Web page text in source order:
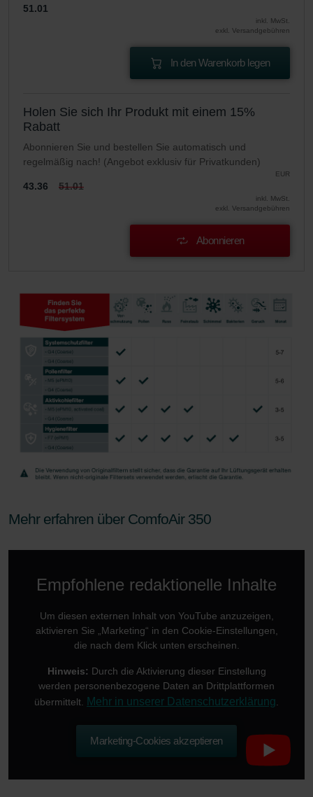
51.01
inkl. MwSt.
exkl. Versandgebühren
In den Warenkorb legen
Holen Sie sich Ihr Produkt mit einem 15%
Rabatt
Abonnieren Sie und bestellen Sie automatisch und
regelmäßig nach! (Angebot exklusiv für Privatkunden)
EUR
43.36 51.01
inkl. MwSt.
exkl. Versandgebühren
Abonnieren
Mehr erfahren über ComfoAir 350
Empfohlene redaktionelle Inhalte
Um diesen externen Inhalt von YouTube anzuzeigen,
aktivieren Sie „Marketing“ in den Cookie-Einstellungen,
die nach dem Klick unten erscheinen.
Hinweis: Durch die Aktivierung dieser Einstellung
werden personenbezogene Daten an Drittplattformen
übermittelt.
Mehr in unserer Datenschutzerklärung
Marketing-Cookies akzeptieren